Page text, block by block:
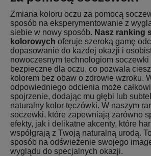
Zmiana koloru oczu za pomocą
sposób na eksperymentowanie z
siebie w nowy sposób. Nasz ranking
kolorowych oferuje szeroką gamę
dopasowanie do każdej okazji i
nowoczesnym technologiom soczewki
bezpieczne dla oczu, co pozwala
kolorem bez obaw o zdrowie wzroku.
odpowiedniego odcienia może
spojrzenie, dodając mu głębi lub
naturalny kolor tęczówki. W naszym
soczewki, które zapewniają zarówno
efekty, jak i delikatne akcenty, które
współgrają z Twoją naturalną urodą.
sposób na odświeżenie swojego
wyglądu do specjalnych okazji.